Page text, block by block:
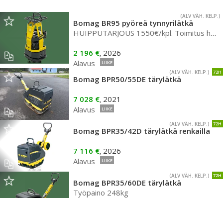
(ALV VÄH. KELP.)
Bomag BR95 pyöreä tynnyrilätkä
HUIPPUTARJOUS 1550€/kpl. Toimitus heti varastosta!
2 196 €, 2026
Alavus
LIIKE
72H
(ALV VÄH. KELP.)
Bomag BPR50/55DE tärylätkä
7 028 €, 2021
Alavus
LIIKE
72H
(ALV VÄH. KELP.)
Bomag BPR35/42D tärylätkä renkailla
7 116 €, 2026
Alavus
LIIKE
72H
(ALV VÄH. KELP.)
Bomag BPR35/60DE tärylätkä
Työpaino 248kg